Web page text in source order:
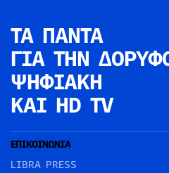
ΤΑ ΠΑΝΤΑ
ΓΙΑ ΤΗΝ
ΨΗΦΙΑΚΗ
ΚΑΙ HD TV
ΕΠΙΚΟΙΝΩΝΙΑ
LIBRA PRESS